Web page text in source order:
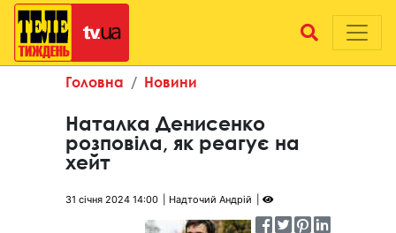
Головна Новини
Наталка Денисенко
розповіла, як реагує на
хейт
31 січня 2024 14:00 Надточий Андрій